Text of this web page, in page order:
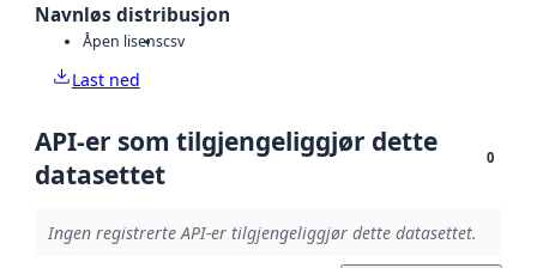
Navnløs distribusjon
Åpen lisenscsv
Last ned
API-er som tilgjengeliggjør dette
datasettet
0
Ingen registrerte API-er tilgjengeliggjør dette datasettet.